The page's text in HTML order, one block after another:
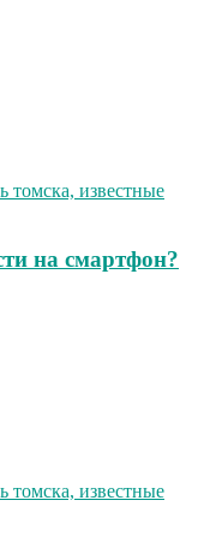
томска, известные
на смартфон?
томска, известные